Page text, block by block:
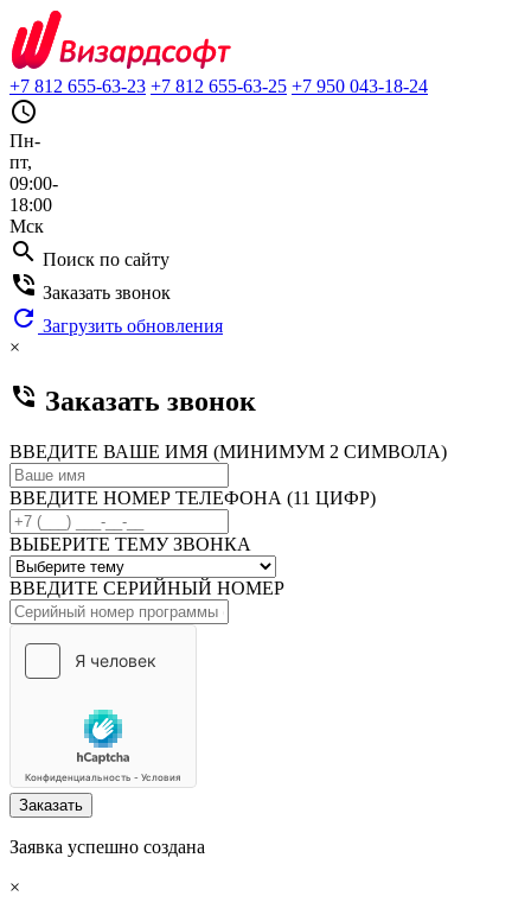
+7 812 655-63-23 +7 812 655-63-25 +7 950 043-18-24
query_builder
Пн-
пт,
09:00-
18:00
Мск
search Поиск по сайту
phone_in_talk Заказать звонок
refresh Загрузить обновления
×
phone_in_talk Заказать звонок
ВВЕДИТЕ ВАШЕ ИМЯ (МИНИМУМ 2 СИМВОЛА)
ВВЕДИТЕ НОМЕР ТЕЛЕФОНА (11 ЦИФР)
ВЫБЕРИТЕ ТЕМУ ЗВОНКА
ВВЕДИТЕ СЕРИЙНЫЙ НОМЕР
Заказать
Заявка успешно создана
×